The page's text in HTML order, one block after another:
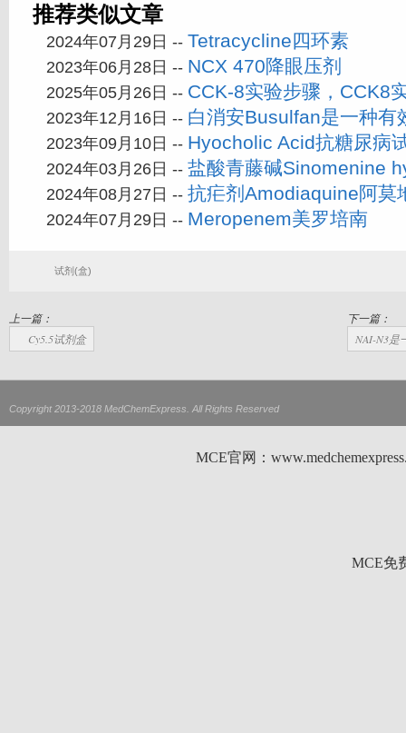
推荐类似文章
2024年07月29日 -- Tetracycline四环素
2023年06月28日 -- NCX 470降眼压剂
2025年05月26日 -- CCK-8实验步骤，CCK8
2023年12月16日 -- 白消安Busulfan是一种有
2023年09月10日 -- Hyocholic Acid抗糖尿病
2024年03月26日 -- 盐酸青藤碱Sinomenine
2024年08月27日 -- 抗疟剂Amodiaquine阿莫
2024年07月29日 -- Meropenem美罗培南
试剂(盒)
上一篇：
Cy5.5试剂盒
下一篇：
NAI-N3是
Copyright 2013-2018 MedChemExpress. All Rights Reserved
MCE官网：
MCE免